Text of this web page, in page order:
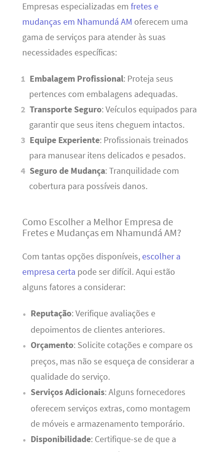
Empresas especializadas em fretes e
mudanças em Nhamundá AM oferecem uma
gama de serviços para atender às suas
necessidades específicas:
Embalagem Profissional: Proteja seus
pertences com embalagens adequadas.
Transporte Seguro: Veículos equipados para
garantir que seus itens cheguem intactos.
Equipe Experiente: Profissionais treinados
para manusear itens delicados e pesados.
Seguro de Mudança: Tranquilidade com
cobertura para possíveis danos.
Como Escolher a Melhor Empresa de
Fretes e Mudanças em Nhamundá AM?
Com tantas opções disponíveis,escolher a
empresa certa pode ser difícil. Aqui estão
alguns fatores a considerar:
Reputação: Verifique avaliações e
depoimentos de clientes anteriores.
Orçamento: Solicite cotações e compare os
preços, mas não se esqueça de considerar a
qualidade do serviço.
Serviços Adicionais: Alguns fornecedores
oferecem serviços extras, como montagem
de móveis e armazenamento temporário.
Disponibilidade: Certifique-se de que a